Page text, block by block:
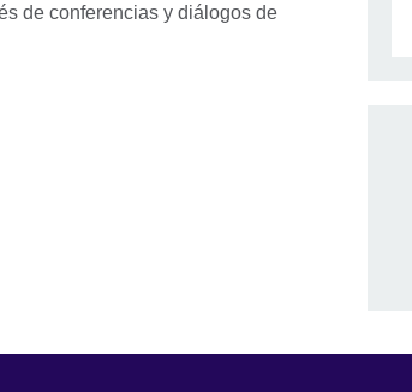
de conferencias y diálogos de